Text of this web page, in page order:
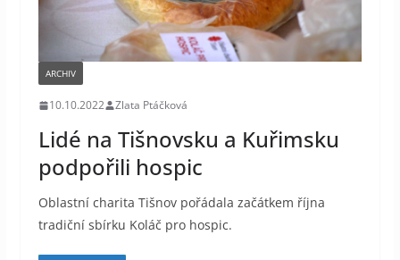
ARCHIV
10.10.2022 Zlata Ptáčková
Lidé na Tišnovsku a Kuřimsku
podpořili hospic
Oblastní charita Tišnov pořádala začátkem října
tradiční sbírku Koláč pro hospic.